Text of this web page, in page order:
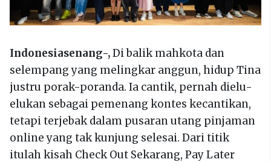
Indonesiasenang-,Di balik mahkota dan
selempang yang melingkar anggun, hidup Tina
justru porak-poranda. Ia cantik, pernah dielu-
elukan sebagai pemenang kontes kecantikan,
tetapi terjebak dalam pusaran utang pinjaman
online yang tak kunjung selesai. Dari titik
itulah kisah Check Out Sekarang, Pay Later